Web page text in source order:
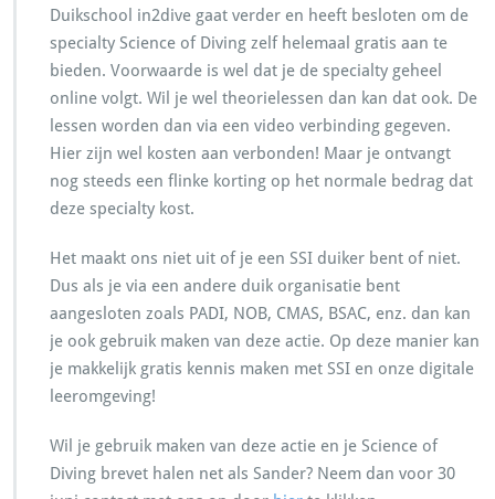
Duikschool in2dive gaat verder en heeft besloten om de
specialty Science of Diving zelf helemaal gratis aan te
bieden. Voorwaarde is wel dat je de specialty geheel
online volgt. Wil je wel theorielessen dan kan dat ook. De
lessen worden dan via een video verbinding gegeven.
Hier zijn wel kosten aan verbonden! Maar je ontvangt
nog steeds een flinke korting op het normale bedrag dat
deze specialty kost.
Het maakt ons niet uit of je een SSI duiker bent of niet.
Dus als je via een andere duik organisatie bent
aangesloten zoals PADI, NOB, CMAS, BSAC, enz. dan kan
je ook gebruik maken van deze actie. Op deze manier kan
je makkelijk gratis kennis maken met SSI en onze digitale
leeromgeving!
Wil je gebruik maken van deze actie en je Science of
Diving brevet halen net als Sander? Neem dan voor 30